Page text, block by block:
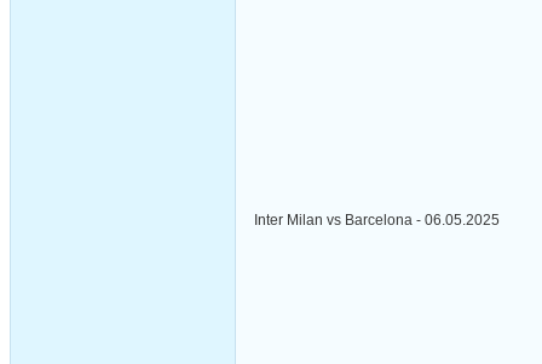
Inter Milan vs Barcelona - 06.05.2025